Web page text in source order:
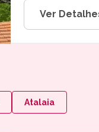
Ver
Atalaia